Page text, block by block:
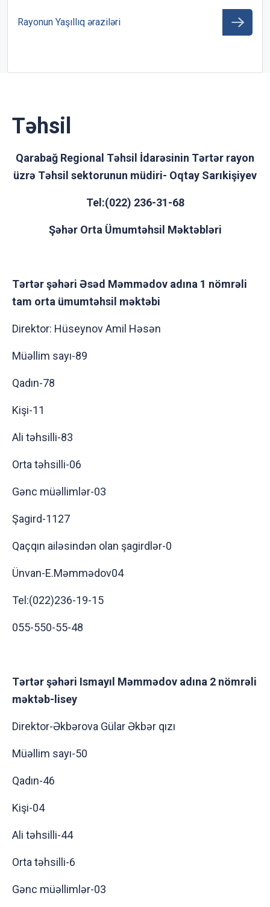
Rayonun Yaşıllıq əraziləri
Təhsil
Qarabağ Regional Təhsil İdarəsinin Tərtər rayon
üzrə Təhsil sektorunun müdiri- Oqtay Sarıkişiyev
Tel:(022) 236-31-68
Şəhər Orta Ümumtəhsil Məktəbləri
Tərtər şəhəri Əsəd Məmmədov adına 1 nömrəli
tam orta ümumtəhsil məktəbi
Direktor: Hüseynov Amil Həsən
Müəllim sayı-89
Qadın-78
Kişi-11
Ali təhsilli-83
Orta təhsilli-06
Gənc müəllimlər-03
Şagird-1127
Qaçqın ailəsindən olan şagirdlər-0
Ünvan-E.Məmmədov04
Tel:(022)236-19-15
055-550-55-48
Tərtər şəhəri Ismayıl Məmmədov adına 2 nömrəli
məktəb-lisey
Direktor-Əkbərova Gülar Əkbər qızı
Müəllim sayı-50
Qadın-46
Kişi-04
Ali təhsilli-44
Orta təhsilli-6
Gənc müəllimlər-03